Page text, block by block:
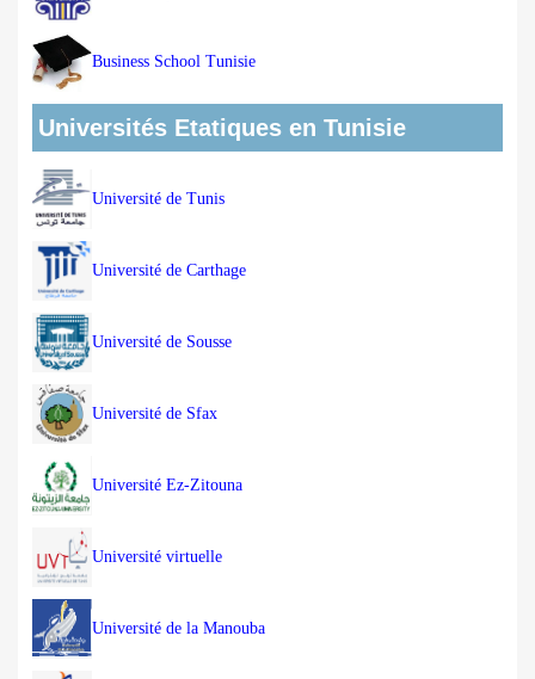
Business School Tunisie
Universités Etatiques en Tunisie
Université de Tunis
Université de Carthage
Université de Sousse
Université de Sfax
Université Ez-Zitouna
Université virtuelle
Université de la Manouba